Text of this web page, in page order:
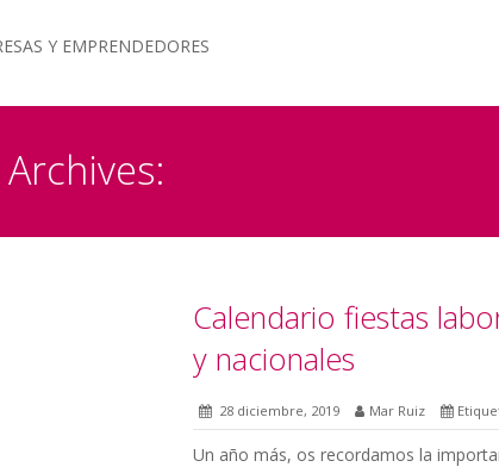
Y EMPRENDEDORES
Calendario fiestas
y nacionales
28 diciembre, 2019 Mar Ruiz
Un año más, os recordamos la